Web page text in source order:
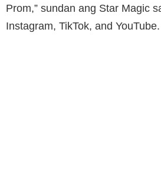
Prom,” sundan ang Star Magic
Instagram, TikTok, and YouTube.